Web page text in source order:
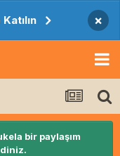
×
bir paylaşım